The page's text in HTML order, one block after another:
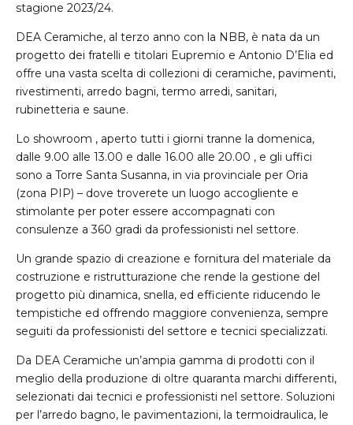
stagione 2023/24.
DEA Ceramiche, al terzo anno con la NBB, è nata da un
progetto dei fratelli e titolari Eupremio e Antonio D’Elia ed
offre una vasta scelta di collezioni di ceramiche, pavimenti,
rivestimenti, arredo bagni, termo arredi, sanitari,
rubinetteria e saune.
Lo showroom , aperto tutti i giorni tranne la domenica,
dalle 9.00 alle 13.00 e dalle 16.00 alle 20.00 , e gli uffici
sono a Torre Santa Susanna, in via provinciale per Oria
(zona PIP) – dove troverete un luogo accogliente e
stimolante per poter essere accompagnati con
consulenze a 360 gradi da professionisti nel settore.
Un grande spazio di creazione e fornitura del materiale da
costruzione e ristrutturazione che rende la gestione del
progetto più dinamica, snella, ed efficiente riducendo le
tempistiche ed offrendo maggiore convenienza, sempre
seguiti da professionisti del settore e tecnici specializzati.
Da DEA Ceramiche un’ampia gamma di prodotti con il
meglio della produzione di oltre quaranta marchi differenti,
selezionati dai tecnici e professionisti nel settore. Soluzioni
per l’arredo bagno, le pavimentazioni, la termoidraulica, le